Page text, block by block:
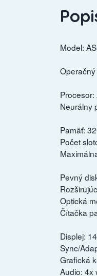
Model:
Neurálny
Pamäť:
Počet
Pevný
Optická
Čítačka
Displej:
Sync/
Grafická
Audio: 4x